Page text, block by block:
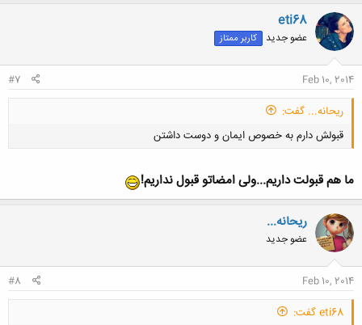
eti68
عضو جدید کاربر ممتاز
Feb 10, 2014
#7
ریحانه... گفت:
قبولش دارم به خصوص ایمان و دوست داشتن
ما هم قبولت داریم...ولی امضاتو قبول نداریم!
ریحانه...
عضو جدید
Feb 10, 2014
#8
eti68 گفت: